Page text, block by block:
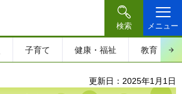
検索 メニュー
子育て 健康・福祉 教育・文
更新日：2025年1月1日